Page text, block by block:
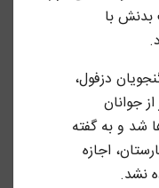
با
دزفول،
جوانان
شد و به گفته
اجازه
نشد.